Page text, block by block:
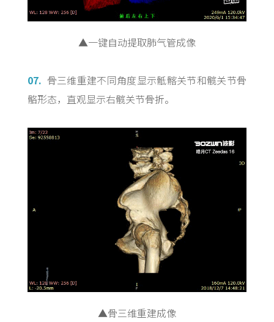
▲一键自动提取肺气管成像
07. 骨三维重建不同角度显示骶髂关节和髋关节骨
骼形态，直观显示右髋关节骨折。
▲骨三维重建成像